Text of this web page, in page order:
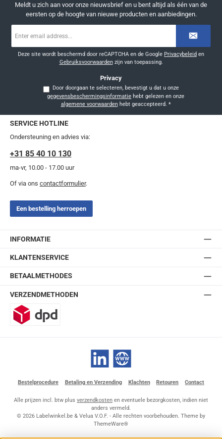
Meldt u zich aan voor onze nieuwsbrief en u bent altijd als één van de
eersten op de hoogte van nieuwe producten en aanbiedingen.
mailadres
Deze site wordt beschermd door reCAPTCHA en de Google Privacybeleid en
Gebruiksvoorwaardenzijn van toepassing.
Privacy
Door doorgaan te selecteren, bevestigt u dat u onze
gegevensbeschermingsinformatie
algemene voorwaardenhebt geaccepteerd. *
SERVICE HOTLINE
Ondersteuning en advies via:
+31 85 40 10 130
ma-vr, 10.00 - 17.00 uur
Of via ons contactformulier.
Een bestelling herroepen
INFORMATIE
KLANTENSERVICE
BETAALMETHODES
VERZENDMETHODEN
LinkedIn Website
Bestelprocedure Betaling en Verzending Klachten Retouren Contact
Alle prijzen incl. btw plus verzendkosten en eventuele bezorgkosten, indien niet
anders vermeld.
© 2026 Labelwinkel.be & Velua V.O.F. - Alle rechten voorbehouden. Theme by
ThemeWare®